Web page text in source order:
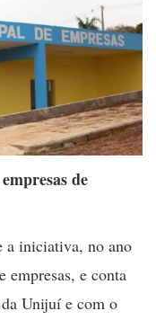
de
a iniciativa, no ano
empresas, e conta
Unijuí e com o